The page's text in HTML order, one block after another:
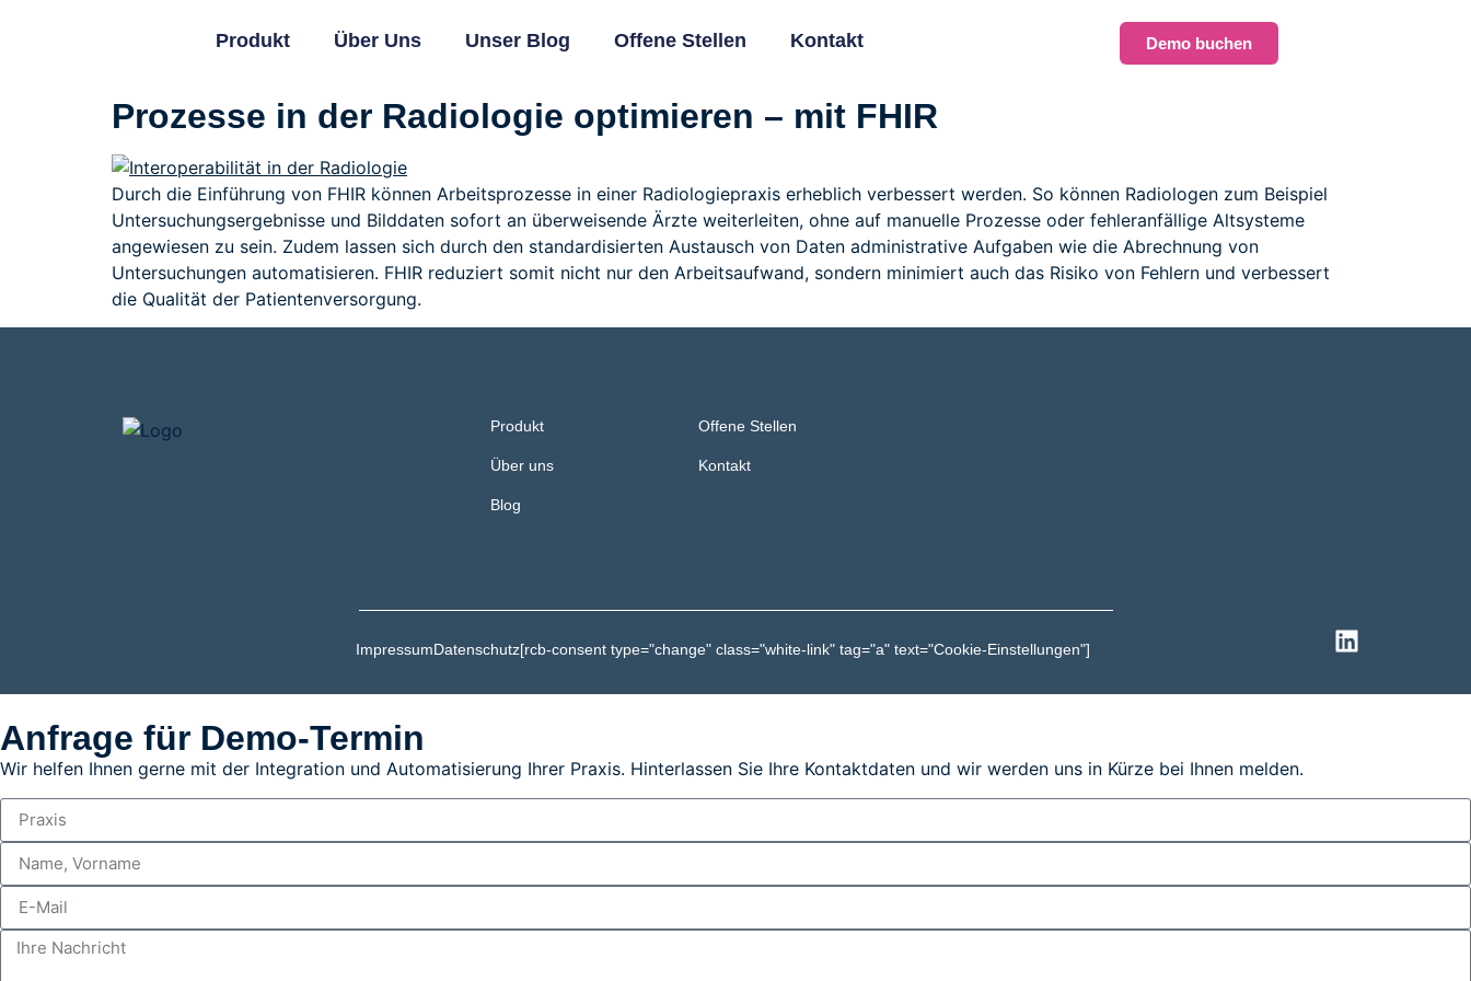
Produkt Über Uns Unser Blog Offene Stellen Kontakt Demo buchen
Prozesse in der Radiologie optimieren – mit FHIR​
Durch die Einführung von FHIR können Arbeitsprozesse in einer Radiologiepraxis erheblich verbessert werden. So können Radiologen zum Beispiel
Untersuchungsergebnisse und Bilddaten sofort an überweisende Ärzte weiterleiten, ohne auf manuelle Prozesse oder fehleranfällige Altsysteme
angewiesen zu sein. Zudem lassen sich durch den standardisierten Austausch von Daten administrative Aufgaben wie die Abrechnung von
Untersuchungen automatisieren. FHIR reduziert somit nicht nur den Arbeitsaufwand, sondern minimiert auch das Risiko von Fehlern und verbessert
die Qualität der Patientenversorgung.
Produkt
Über uns
Blog
Offene Stellen
Kontakt
ImpressumDatenschutz[rcb-consent type="change" class="white-link" tag="a" text="Cookie-Einstellungen"]
Anfrage für Demo-Termin
Wir helfen Ihnen gerne mit der Integration und Automatisierung Ihrer Praxis. Hinterlassen Sie Ihre Kontaktdaten und wir werden uns in Kürze bei Ihnen melden.